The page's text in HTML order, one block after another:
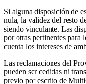
Si alguna disposición de
nula, la validez del resto
siendo vinculante. Las
por otras pertinentes para
cuenta los intereses de
Las reclamaciones del
pueden ser cedidas ni
previo por escrito de